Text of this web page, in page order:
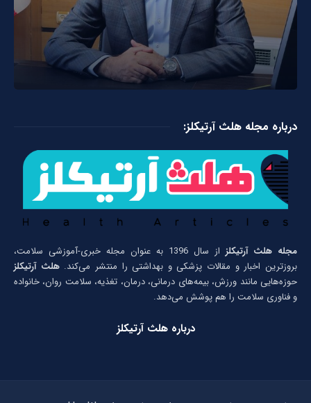
درباره مجله هلث آرتیکلز:
مجله هلث آرتیکلز
از سال 1396 به عنوان مجله خبری-آموزشی سلامت،
بروزترین اخبار و مقالات پزشکی و بهداشتی را منتشر می‌کند.هلث آرتیکلز
حوزه‌هایی مانند ورزش، بیمه‌های درمانی، درمان، تغذیه، سلامت روان، خانواده
و فناوری سلامت را هم پوشش می‌دهد.
درباره هلث آرتیکلز